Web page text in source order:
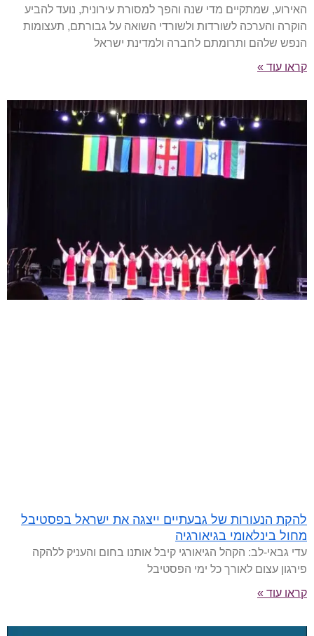
האירוע, שמתקיים מדי שנה והפך למסורת עירונית, נועד להביע
הוקרה והערכה לשורדות ולשורדי השואה על גבורתם, תעצומות
הנפש שלהם ותרומתם לחברה ולמדינת ישראל
קראו עוד »
להקת הנעורות של גבעתיים ייצגה את ישראל בפסטיבל
מחול בינלאומי בגיאורגיה
עדי גבאי-לב: הקהל הגיאורגי קיבל אותנו בחום והעניק ללהקה
פירגון עצום לאורך כל ימי הפסטיבל
קראו עוד »